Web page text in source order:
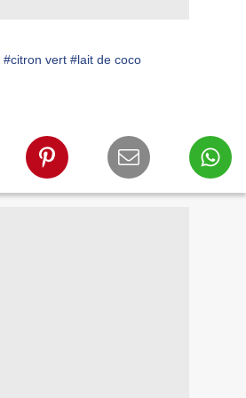
#citron vert #lait de coco